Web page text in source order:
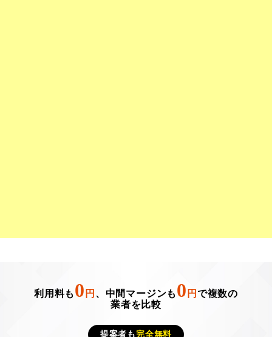
利用料も 0 円 、中間マージンも 0 円 で複数の
業者を比較
提案者も 完全無料